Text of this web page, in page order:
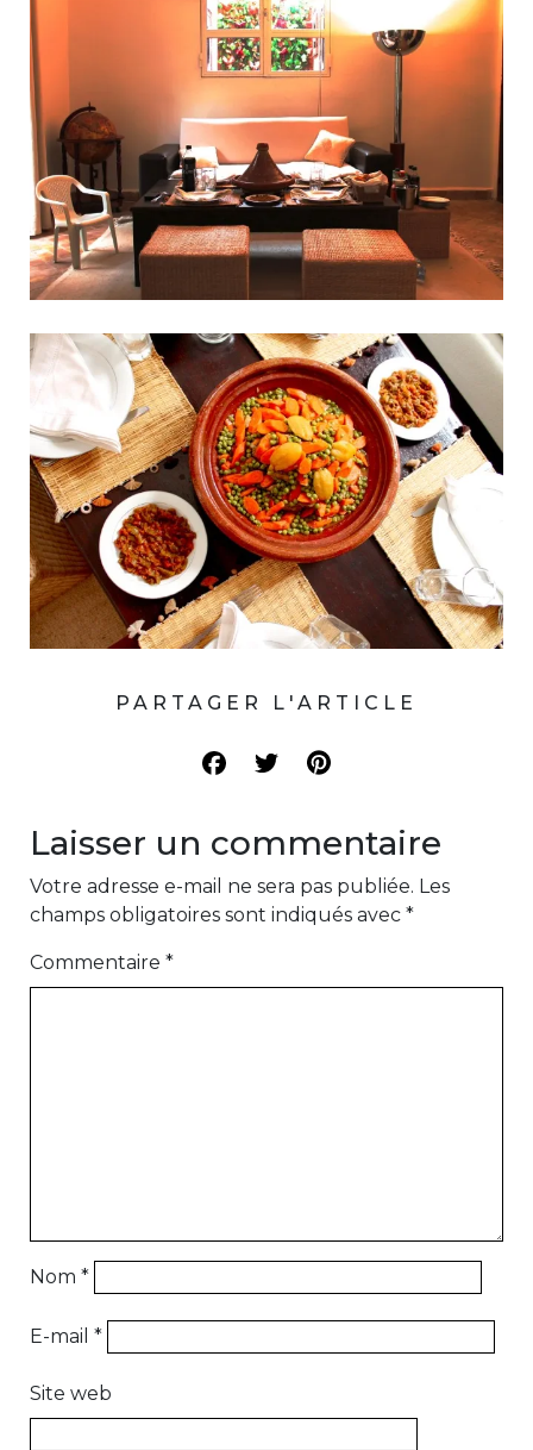
PARTAGER L'ARTICLE
Laisser un commentaire
Votre adresse e-mail ne sera pas publiée. Les
champs obligatoires sont indiqués avec *
Commentaire *
Nom *
E-mail *
Site web